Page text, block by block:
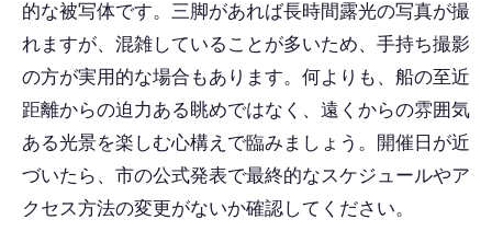
的な被写体です。三脚があれば長時間露光の写真が撮
れますが、混雑していることが多いため、手持ち撮影
の方が実用的な場合もあります。何よりも、船の至近
距離からの迫力ある眺めではなく、遠くからの雰囲気
ある光景を楽しむ心構えで臨みましょう。開催日が近
づいたら、市の公式発表で最終的なスケジュールやア
クセス方法の変更がないか確認してください。